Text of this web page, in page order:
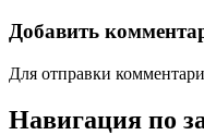
Добавить
Для отправки
Навигация по